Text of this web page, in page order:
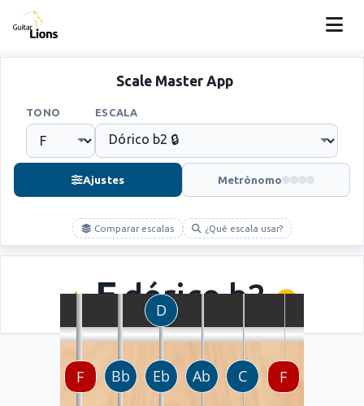
Scale Master App
TONO ESCALA
Ajustes Metrónomo
Comparar escalas ¿Qué escala usar?
Fdórico b2